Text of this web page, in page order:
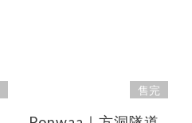
售完